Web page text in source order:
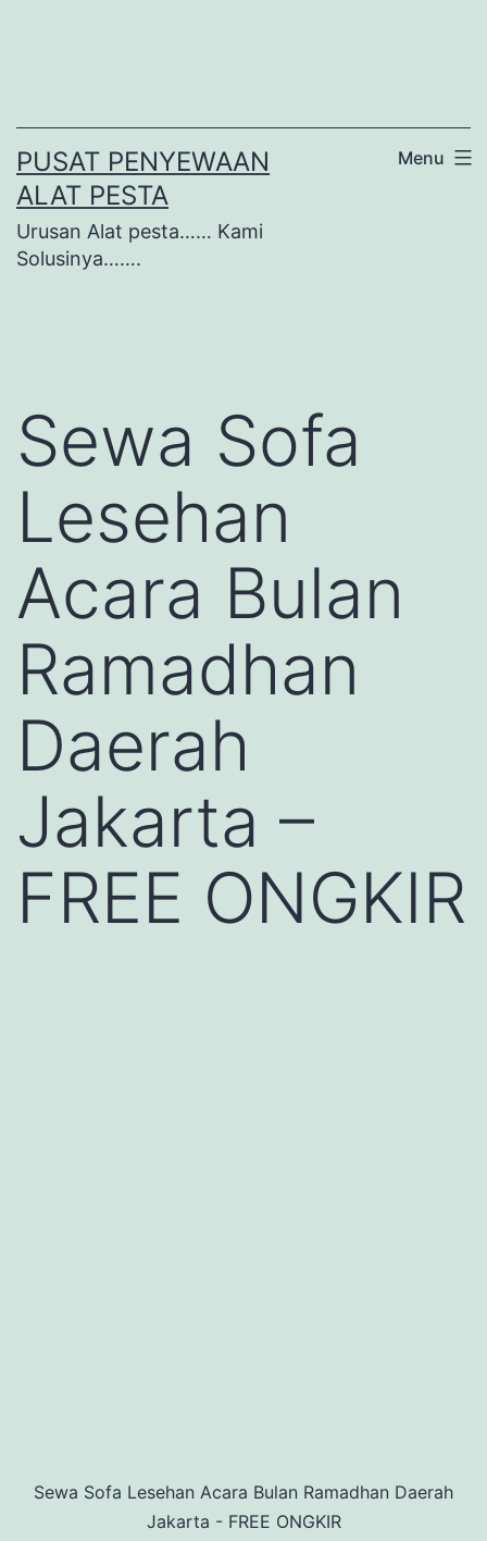
PUSAT PENYEWAAN
ALAT PESTA
Urusan Alat pesta…… Kami
Solusinya…….
Menu
Sewa Sofa
Lesehan
Acara Bulan
Ramadhan
Daerah
Jakarta –
FREE ONGKIR
Sewa Sofa Lesehan Acara Bulan Ramadhan Daerah
Jakarta - FREE ONGKIR